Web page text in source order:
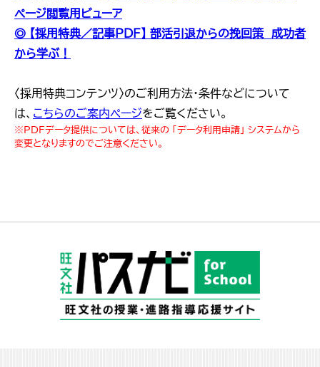
ページ閲覧用ビューア
◎ 【採用特典／記事PDF】 部活引退からの挽回策 成功者
から学ぶ！
〈採用特典コンテンツ〉のご利用方法・条件などについて
は、 こちらのご案内ページをご覧ください。
※PDFデータ提供については、従来の 「データ利用申請」 システムから
変更となりますのでご注意ください。